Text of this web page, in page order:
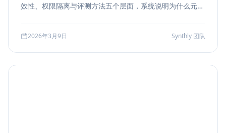
效性、权限隔离与评测方法五个层面，系统说明为什么元数
2026年3月9日 Synthly 团队